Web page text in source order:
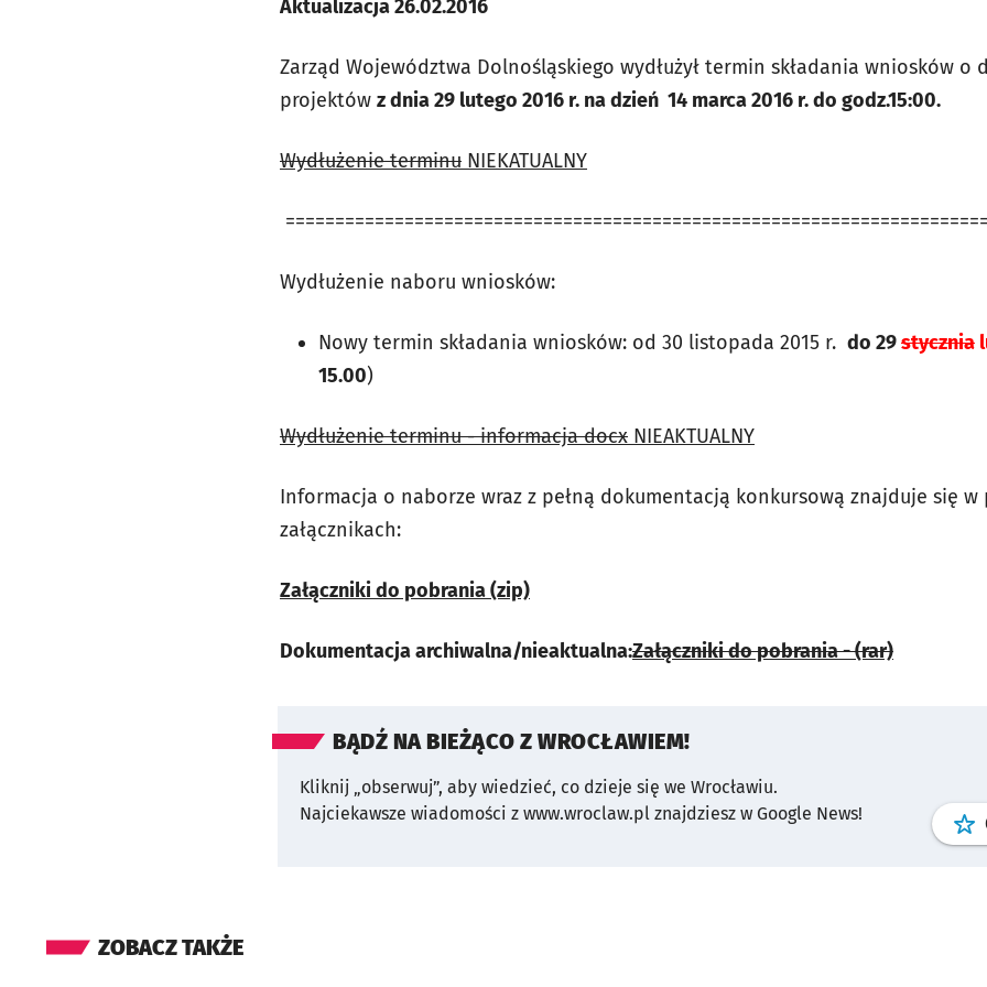
Aktualizacja 26.02.2016
Zarząd Województwa Dolnośląskiego wydłużył termin składania wniosków o
projektów z dnia 29 lutego 2016 r. na dzień 14 marca 2016 r. do godz.15:00.
Wydłużenie terminu NIEKATUALNY
Wydłużenie naboru wniosków:
Nowy termin składania wniosków: od 30 listopada 2015 r. do 29stycznia
15.00)
Wydłużenie terminu - informacja docx NIEAKTUALNY
Informacja o naborze wraz z pełną dokumentacją konkursową znajduje się w
załącznikach:
Załączniki do pobrania (zip)
Dokumentacja archiwalna/nieaktualna:Załączniki do pobrania - (rar)
BĄDŹ NA BIEŻĄCO Z WROCŁAWIEM!
Kliknij „obserwuj”, aby wiedzieć, co dzieje się we Wrocławiu.
Najciekawsze wiadomości z www.wroclaw.pl znajdziesz w Google News!
ZOBACZ TAKŻE